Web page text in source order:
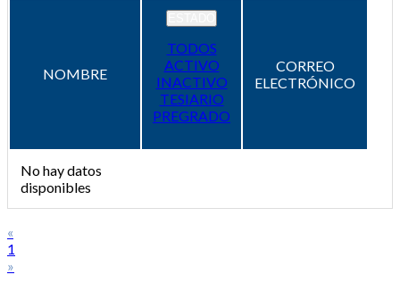
NOMBRE
TODOS
ACTIVO
INACTIVO
TESIARIO
PREGRADO
CORREO
ELECTRÓNICO
No hay datos
disponibles
«
1
»